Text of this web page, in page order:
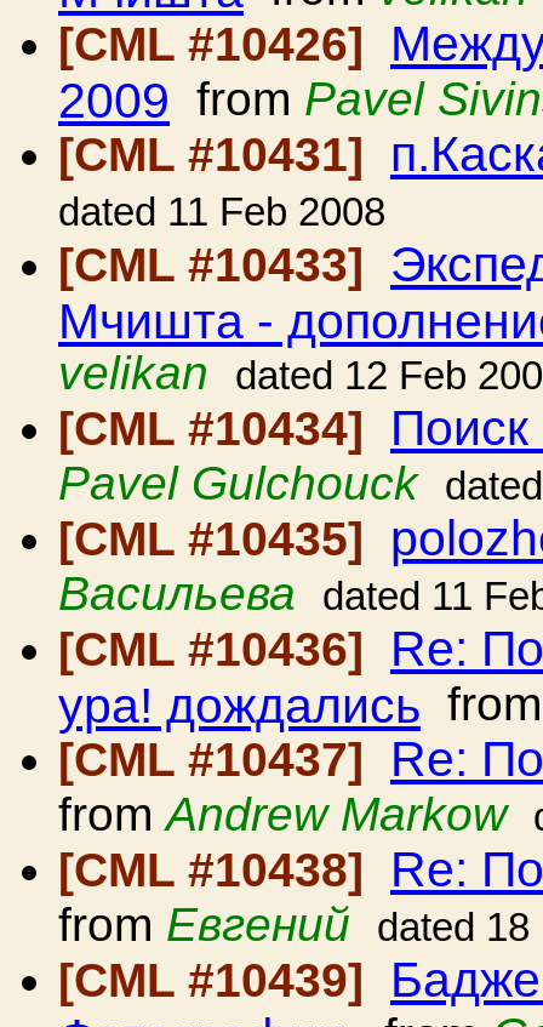
[CML #10426]
2009 from Pavel
[CML #10431]
dated 11 Feb 2008
[CML #10433]
Мчишта -
velikan
dated 12 Feb
[CML #10434]
Pavel Gulchouck
[CML #10435]
Васильева dated 11
[CML #10436] Re:
ура! дождались
[CML #10437]
Re:
fromAndrew Markow
[CML #10438] Re:
from Евгений dated 18
[CML #10439]